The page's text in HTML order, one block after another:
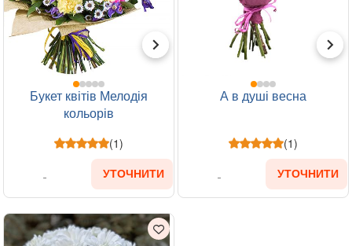
Букет квітів Мелодія
кольорів
(1)
УТОЧНИТИ
А в душі весна
(1)
УТОЧНИТИ